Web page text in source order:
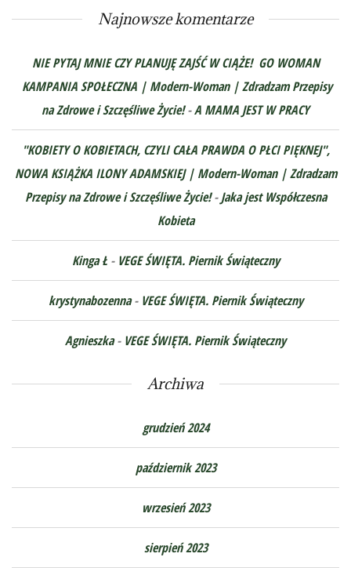
Najnowsze komentarze
NIE PYTAJ MNIE CZY PLANUJĘ ZAJŚĆ W CIĄŻE! GO WOMAN
KAMPANIA SPOŁECZNA | Modern-Woman | Zdradzam Przepisy
na Zdrowe i Szczęśliwe Życie!-A MAMA JEST W PRACY
"KOBIETY O KOBIETACH, CZYLI CAŁA PRAWDA O PŁCI PIĘKNEJ",
NOWA KSIĄŻKA ILONY ADAMSKIEJ | Modern-Woman | Zdradzam
Przepisy na Zdrowe i Szczęśliwe Życie!-Jaka jest Współczesna
Kobieta
Kinga Ł- VEGE ŚWIĘTA. Piernik Świąteczny
krystynabozenna- VEGE ŚWIĘTA. Piernik Świąteczny
Agnieszka- VEGE ŚWIĘTA. Piernik Świąteczny
Archiwa
grudzień 2024
październik 2023
wrzesień 2023
sierpień 2023